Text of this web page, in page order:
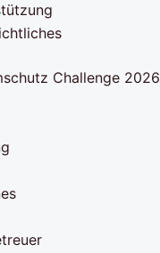
Challenge 2026